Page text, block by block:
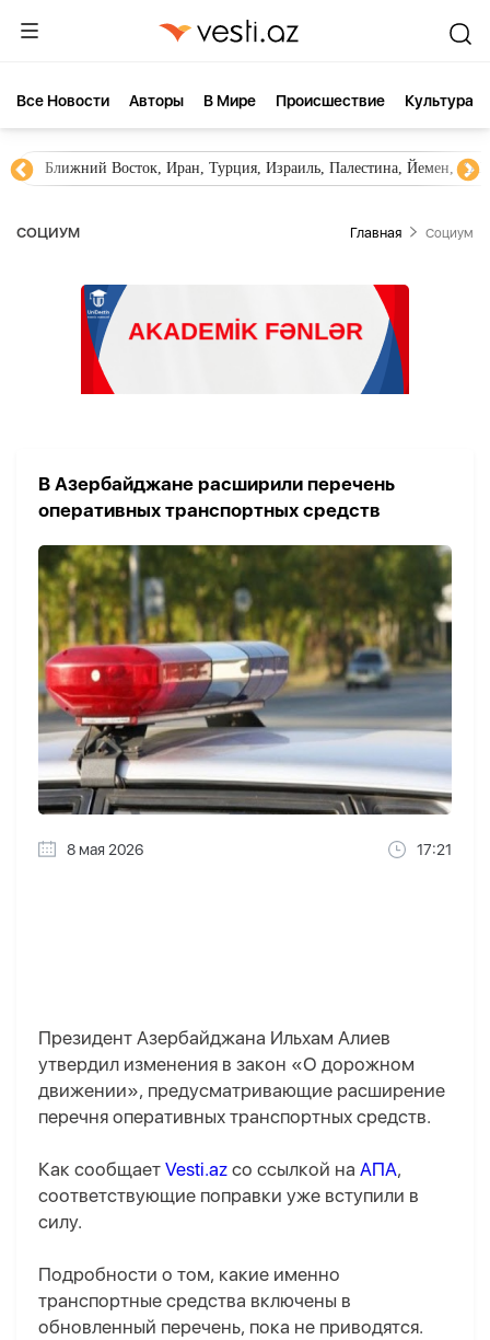
Все Новости Aвторы В Мире Происшествие Культура
Ближний Восток, Иран, Турция, Израиль, Палестина, Йемен,
СОЦИУМ Главная Социум
В Азербайджане расширили перечень
оперативных транспортных средств
8 мая 2026 17:21
Президент Азербайджана Ильхам Алиев
утвердил изменения в закон «О дорожном
движении», предусматривающие расширение
перечня оперативных транспортных средств.
Как сообщает Vesti.az со ссылкой на АПА,
соответствующие поправки уже вступили в
силу.
Подробности о том, какие именно
транспортные средства включены в
обновленный перечень, пока не приводятся.